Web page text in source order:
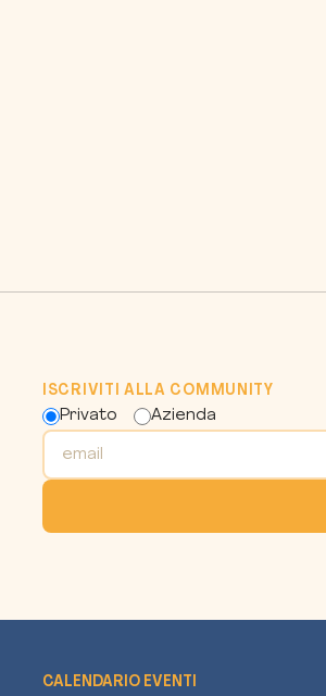
ISCRIVITI ALLA COMMUNITY
Privato
Azienda
CALENDARIO EVENTI